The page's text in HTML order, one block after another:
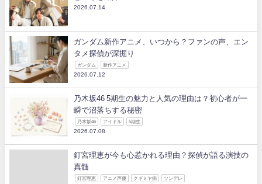
2026.07.14
ガンダム新作アニメ、いつから？ファンの声、エン
タメ探偵が深掘り
ガンダム 新作アニメ
2026.07.12
乃木坂46 5期生の魅力と人気の理由は？初心者が一
瞬で沼落ちする秘密
乃木坂46 アイドル 5期生
2026.07.08
釘宮理恵が今も心惹かれる理由？探偵が語る演技の
真髄
釘宮理恵 アニメ声優 クギミヤ病 ツンデレ